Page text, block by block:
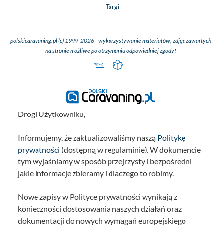
Targi
polskicaravaning.pl (c) 1999-2026 - wykorzystywanie materiałów, zdjęć zawartych
na stronie możliwe po otrzymaniu odpowiedniej zgody!
Drogi Użytkowniku,
Informujemy, że zaktualizowaliśmy naszą Politykę
prywatności (dostępną w regulaminie). W dokumencie
tym wyjaśniamy w sposób przejrzysty i bezpośredni
jakie informacje zbieramy i dlaczego to robimy.
Nowe zapisy w Polityce prywatności wynikają z
konieczności dostosowania naszych działań oraz
dokumentacji do nowych wymagań europejskiego